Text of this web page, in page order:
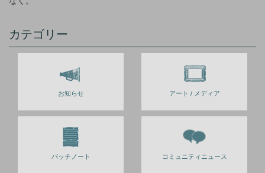
カテゴリー
お知らせ アート / メディア
パッチノート コミュニティニュース